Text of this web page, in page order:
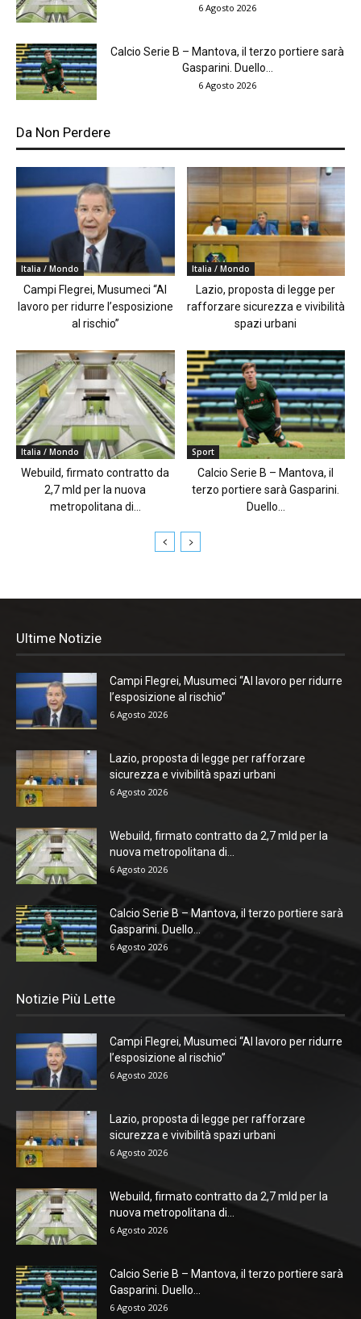
6 Agosto 2026
Calcio Serie B – Mantova, il terzo portiere sarà
Gasparini. Duello...
6 Agosto 2026
Da Non Perdere
Italia / Mondo
Campi Flegrei, Musumeci “Al
lavoro per ridurre l’esposizione
al rischio”
Italia / Mondo
Lazio, proposta di legge per
rafforzare sicurezza e vivibilità
spazi urbani
Italia / Mondo
Webuild, firmato contratto da
2,7 mld per la nuova
metropolitana di...
Sport
Calcio Serie B – Mantova, il
terzo portiere sarà Gasparini.
Duello...
Ultime Notizie
Campi Flegrei, Musumeci “Al lavoro per ridurre
l’esposizione al rischio”
6 Agosto 2026
Lazio, proposta di legge per rafforzare
sicurezza e vivibilità spazi urbani
6 Agosto 2026
Webuild, firmato contratto da 2,7 mld per la
nuova metropolitana di...
6 Agosto 2026
Calcio Serie B – Mantova, il terzo portiere sarà
Gasparini. Duello...
6 Agosto 2026
Notizie Più Lette
Campi Flegrei, Musumeci “Al lavoro per ridurre
l’esposizione al rischio”
6 Agosto 2026
Lazio, proposta di legge per rafforzare
sicurezza e vivibilità spazi urbani
6 Agosto 2026
Webuild, firmato contratto da 2,7 mld per la
nuova metropolitana di...
6 Agosto 2026
Calcio Serie B – Mantova, il terzo portiere sarà
Gasparini. Duello...
6 Agosto 2026